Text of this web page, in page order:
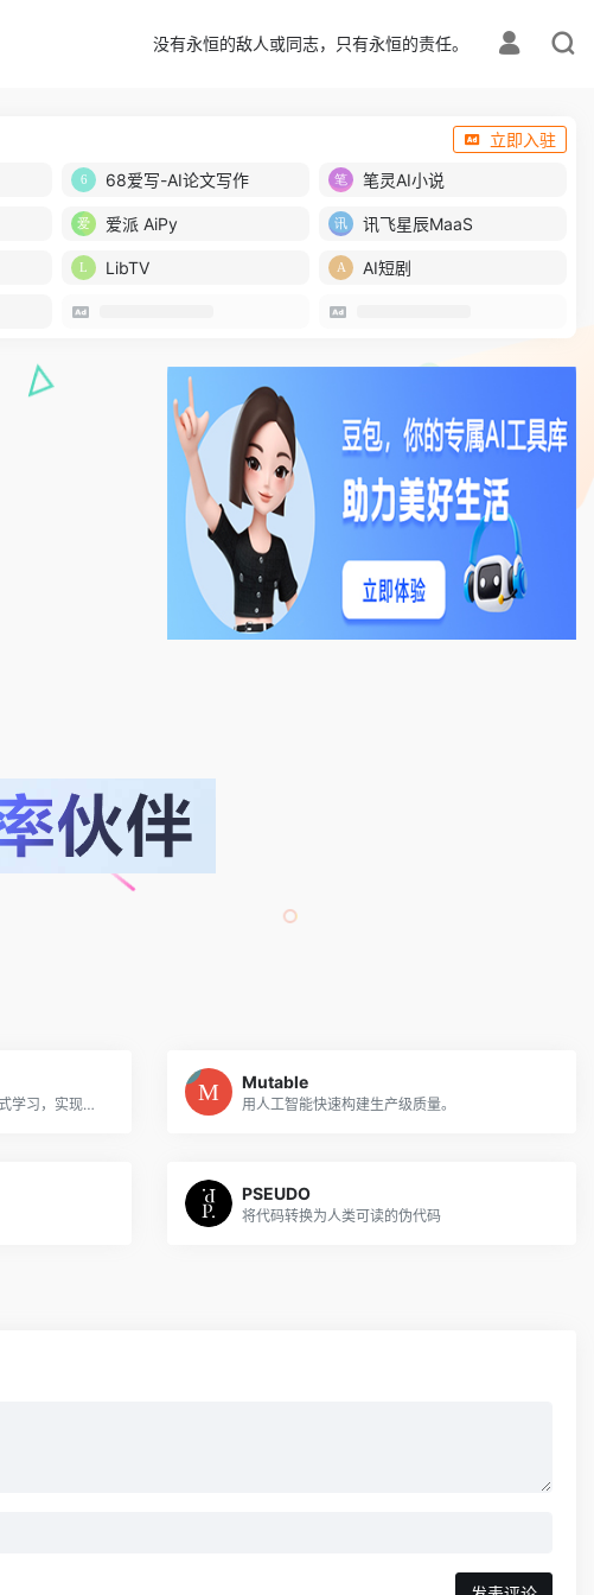
没有永恒的敌人或同志，只有永恒的责任。
立即入驻
68爱写-AI论文写作 笔灵AI小说
爱派 AiPy 讯飞星辰MaaS
LibTV AI短剧
通过有差距的代码片段提供交互式学习，实现动手体验和掌握。
Mutable
用人工智能快速构建生产级质量。
PSEUDO
将代码转换为人类可读的伪代码